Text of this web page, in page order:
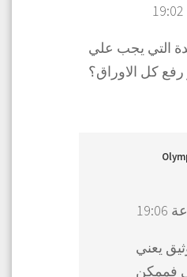
التي يجب علي
رفع كل الاوراق؟
يعني
فممكن